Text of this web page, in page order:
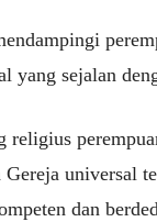
yang sejalan
religius
universal
dan